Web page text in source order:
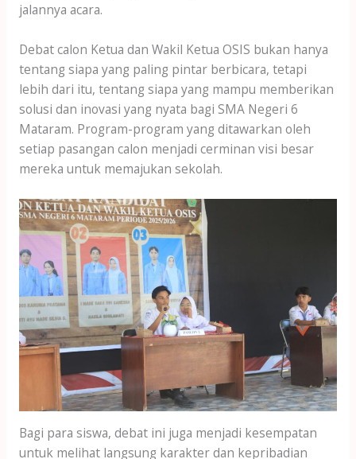
jalannya acara.
Debat calon Ketua dan Wakil Ketua OSIS bukan hanya
tentang siapa yang paling pintar berbicara, tetapi
lebih dari itu, tentang siapa yang mampu memberikan
solusi dan inovasi yang nyata bagi SMA Negeri 6
Mataram. Program-program yang ditawarkan oleh
setiap pasangan calon menjadi cerminan visi besar
mereka untuk memajukan sekolah.
Bagi para siswa, debat ini juga menjadi kesempatan
untuk melihat langsung karakter dan kepribadian